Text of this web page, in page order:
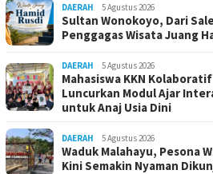
DAERAH 5 Agustus 2026
Sultan Wonokoyo, Dari
Penggagas Wisata Juang
DAERAH 5 Agustus 2026
Mahasiswa KKN Kolaboratif
Luncurkan Modul Ajar
untuk Anaj Usia Dini
DAERAH 5 Agustus 2026
Waduk Malahayu, Pesona
Kini Semakin Nyaman